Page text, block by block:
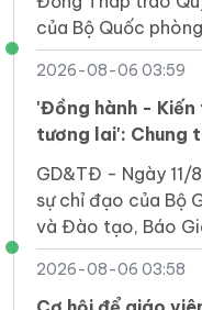
của Bộ Quốc
sinh viên đã tốt
gia đào tạo sĩ quan
2026.
2026-08-06 03:59
'Đồng hành - Kiến
tương lai': Chung
khai Chương trình
học đường
GD&TĐ - Ngày 11/
sự chỉ đạo của Bộ
và Đào tạo, Báo
Thời đại tổ chức
“Đồng hành, kiến
2026-08-06 03:58